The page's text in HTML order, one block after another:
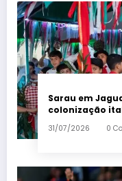
Sarau em
colonização
trambolhão da
31/07/2026 0